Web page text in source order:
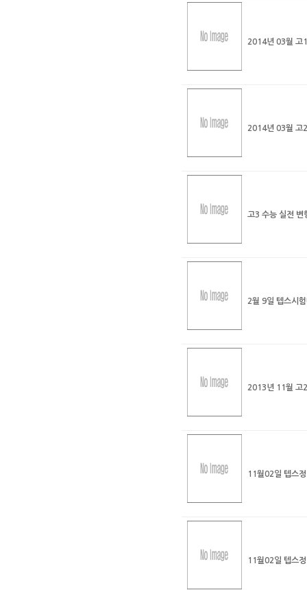
2014년 03월 고
2014년 03월 고
고3 수능 실전 변
2월 9일 텝스시
2013년 11월 고
11월02일 텝스
11월02일 텝스